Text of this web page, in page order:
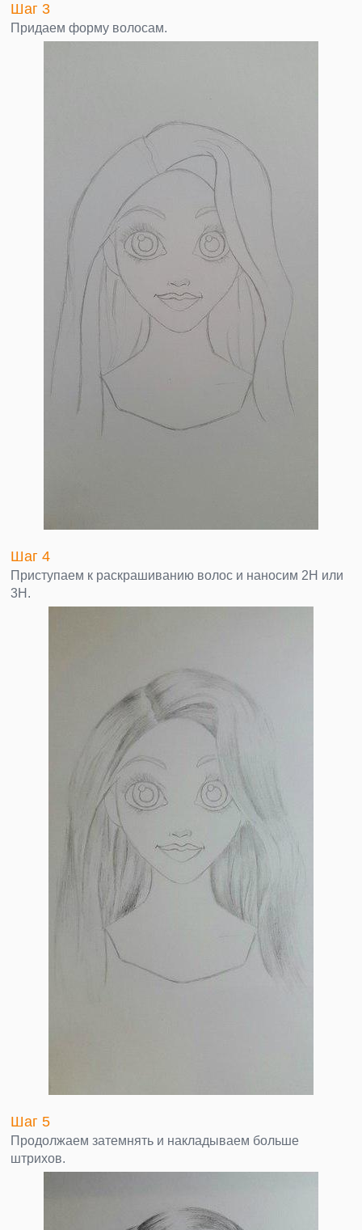
Шаг 3
Придаем форму волосам.
Шаг 4
Приступаем к раскрашиванию волос и наносим 2H или
3H.
Шаг 5
Продолжаем затемнять и накладываем больше
штрихов.